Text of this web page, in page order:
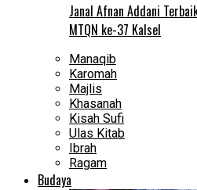
Janal Afnan Addani
MTQN ke-37 Kalsel
Manaqib
Karomah
Majlis
Khasanah
Kisah Sufi
Ulas Kitab
Ibrah
Ragam
Budaya